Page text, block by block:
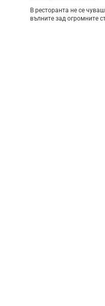
В ресторанта не се
вълните зад огромните